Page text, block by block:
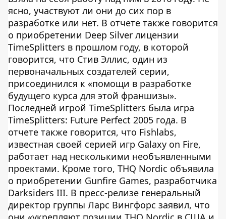
ясно, участвуют ли они до сих пор в
разработке или нет. В отчете также говорится
о приобретении Deep Silver лицензии
TimeSplitters в прошлом году, в которой
говорится, что Стив Эллис, один из
первоначальных создателей серии,
присоединился к «помощи в разработке
будущего курса для этой франшизы».
Последней игрой TimeSplitters была игра
TimeSplitters: Future Perfect 2005 года. В
отчете также говорится, что Fishlabs,
известная своей серией игр Galaxy on Fire,
работает над несколькими необъявленными
проектами. Кроме того, THQ Nordic объявила
о приобретении Gunfire Games, разработчика
Darksiders III. В пресс-релизе генеральный
директор группы Ларс Вингфорс заявил, что